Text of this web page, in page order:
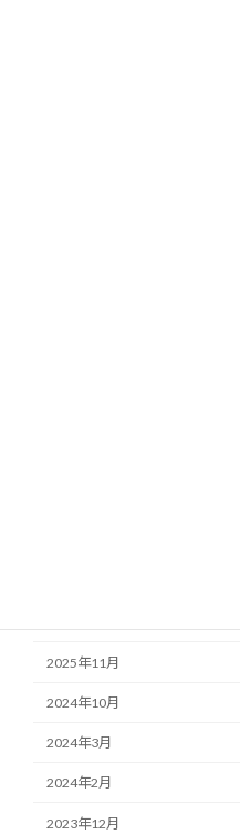
2025年11月
2024年10月
2024年3月
2024年2月
2023年12月